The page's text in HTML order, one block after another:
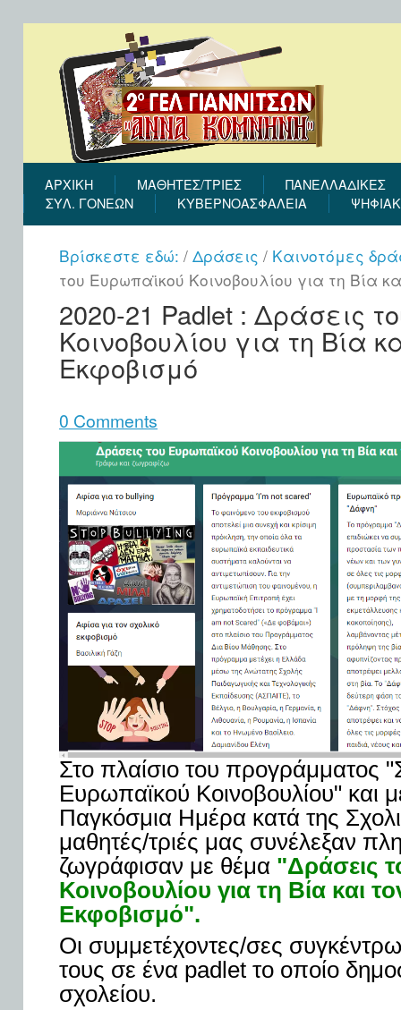
ΑΡΧΙΚΉ ΜΑΘΗΤΕΣ/ΤΡΙΕΣ
ΠΑΝΕΛΛΑΔΙΚΕΣ
ΣΎΛ. ΓΟΝΈΩΝ
ΚΥΒΕΡΝΟΑΣΦΑΛΕΙΑ
Βρίσκεστε εδώ: / Δράσεις / Καινοτόμες
του Ευρωπαϊκού Κοινοβουλίου για τη Βία
2020-21 Padlet : Δράσεις
Κοινοβουλίου για τη Βία
Εκφοβισμό
0 Comments
Στο πλαίσιο του προγράμματος
Ευρωπαϊκού Κοινοβουλίου" και
Παγκόσμια Ημέρα κατά της
μαθητές/τριές μας συνέλεξαν
ζωγράφισαν με θέμα "Δράσεις
Κοινοβουλίου για τη Βία και
Εκφοβισμό".
Οι συμμετέχοντες/σες
τους σε ένα padlet το οποίο
σχολείου.